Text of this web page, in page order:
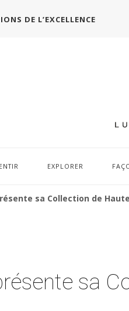
DE L’EXCELLENCE
EXPLORER
sa Collection de
sa